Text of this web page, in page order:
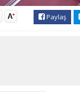
Paylaş